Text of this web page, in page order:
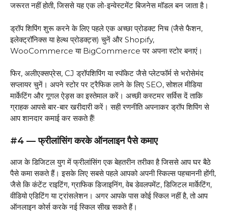
जरूरत नहीं होती, जिससे यह एक लो-इन्वेस्टमेंट बिजनेस मॉडल बन जाता है।
ड्रॉप शिपिंग शुरू करने के लिए पहले एक अच्छा प्रोडक्ट निच (जैसे फैशन,
इलेक्ट्रॉनिक्स या हेल्थ प्रोडक्ट्स) चुनें और Shopify,
WooCommerce या BigCommerce पर अपना स्टोर बनाएं।
फिर, अलीएक्सप्रेस, CJ ड्रॉपशिपिंग या स्पॉकेट जैसे प्लेटफॉर्म से भरोसेमंद
सप्लायर चुनें। अपने स्टोर पर ट्रैफिक लाने के लिए SEO, सोशल मीडिया
मार्केटिंग और गूगल ऐड्स का इस्तेमाल करें। अच्छी कस्टमर सर्विस दें ताकि
ग्राहक आपसे बार-बार खरीदारी करें। सही रणनीति अपनाकर ड्रॉप शिपिंग से
आप शानदार कमाई कर सकते हैं!
#4 — फ्रीलांसिंग करके ऑनलाइन पैसे कमाए
आज के डिजिटल युग में फ्रीलांसिंग एक बेहतरीन तरीका है जिससे आप घर बैठे
पैसे कमा सकते हैं। इसके लिए सबसे पहले आपको अपनी स्किल्स पहचाननी होंगी,
जैसे कि कंटेंट राइटिंग, ग्राफिक डिजाइनिंग, वेब डेवलपमेंट, डिजिटल मार्केटिंग,
वीडियो एडिटिंग या ट्रांसलेशन। अगर आपके पास कोई स्किल नहीं है, तो आप
ऑनलाइन कोर्स करके नई स्किल सीख सकते हैं।